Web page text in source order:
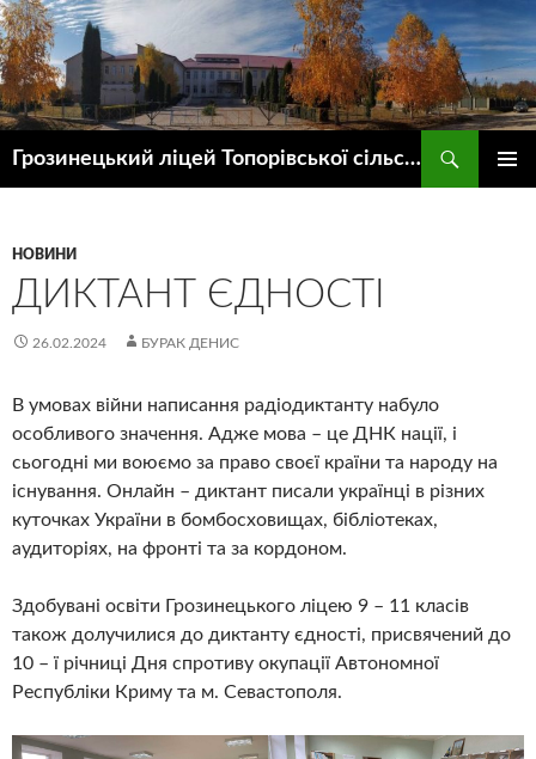
Грозинецький ліцей Топорівської сільської ради
НОВИНИ
ДИКТАНТ ЄДНОСТІ
26.02.2024 БУРАК ДЕНИС
В умовах війни написання радіодиктанту набуло
особливого значення. Адже мова – це ДНК нації, і
сьогодні ми воюємо за право своєї країни та народу на
існування. Онлайн – диктант писали українці в різних
куточках України в бомбосховищах, бібліотеках,
аудиторіях, на фронті та за кордоном.
Здобувані освіти Грозинецького ліцею 9 – 11 класів
також долучилися до диктанту єдності, присвячений до
10 – ї річниці Дня спротиву окупації Автономної
Республіки Криму та м. Севастополя.